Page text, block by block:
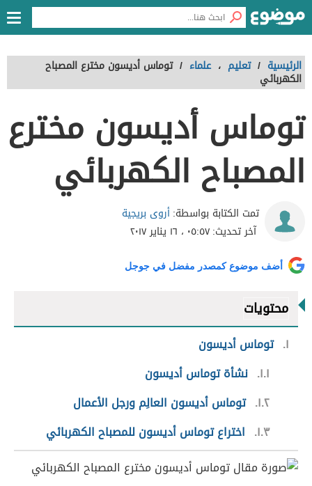
الرئيسية / تعليم ، علماء / توماس أديسون مخترع المصباح
الكهربائي
توماس أديسون مخترع
المصباح الكهربائي
تمت الكتابة بواسطة:أروى بريجية
آخر تحديث:٠٥:٥٧ ، ١٦ يناير ٢٠١٧
أضف موضوع كمصدر مفضل في جوجل
محتويات
١ توماس أديسون
١.١ نشأة توماس أديسون
١.٢ توماس أديسون العالِم ورجل الأعمال
١.٣
اختراع توماس أديسون للمصباح الكهربائي